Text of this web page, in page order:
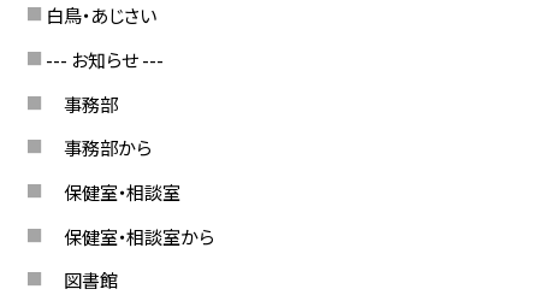
白鳥・あじさい
--- お知らせ ---
事務部
事務部から
保健室・相談室
保健室・相談室から
図書館